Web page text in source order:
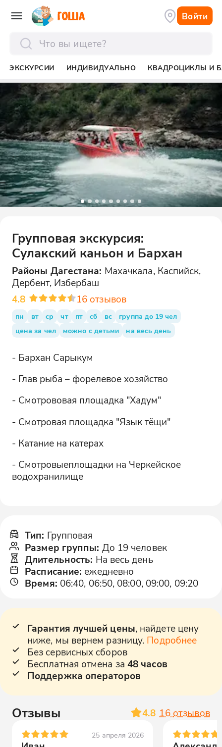
Войти
ЭКСКУРСИИ ИНДИВИДУАЛЬНО КВАДРОЦИКЛЫ И
Групповая экскурсия:
Сулакский каньон и Бархан
Районы Дагестана: Махачкала, Каспийск,
Дербент, Избербаш
4.8
16 отзывов
пн вт ср чт пт сб вс
группа до 19 чел
цена за чел
можно с детьми на весь день
- Бархан Сарыкум
- Глав рыба – форелевое хозяйство
- Смотрововая площадка "Хадум"
- Смотровая площадка "Язык тёщи"
- Катание на катерах
- Смотровыеплощадки на Черкейское
водохранилище
Тип: Групповая
Размер группы: До 19 человек
Длительность: На весь день
Расписание: ежедневно
Время: 06:40, 06:50, 08:00, 09:00, 09:20
Гарантия лучшей цены, найдете цену
ниже, мы вернем разницу. Подробнее
Без сервисных сборов
Бесплатная отмена за 48 часов
Поддержка операторов
Отзывы 4.8 16 отзывов
25 апреля 2026